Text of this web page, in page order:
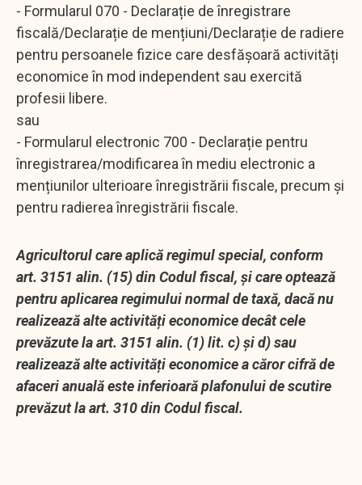
- Formularul 070 - Declarație de înregistrare
fiscală/Declarație de mențiuni/Declarație de radiere
pentru persoanele fizice care desfășoară activități
economice în mod independent sau exercită
profesii libere.
sau
- Formularul electronic 700 - Declarație pentru
înregistrarea/modificarea în mediu electronic a
mențiunilor ulterioare înregistrării fiscale, precum și
pentru radierea înregistrării fiscale.
Agricultorul care aplică regimul special, conform
art. 3151 alin. (15) din Codul fiscal, și care optează
pentru aplicarea regimului normal de taxă, dacă nu
realizează alte activități economice decât cele
prevăzute la art. 3151 alin. (1) lit. c) și d) sau
realizează alte activități economice a căror cifră de
afaceri anuală este inferioară plafonului de scutire
prevăzut la art. 310 din Codul fiscal.